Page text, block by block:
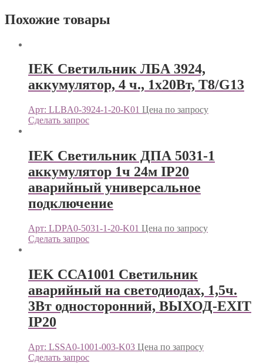
Похожие товары
IEK Светильник ЛБА 3924,
аккумулятор, 4 ч., 1х20Вт, T8/G13
Арт: LLBA0-3924-1-20-K01 Цена по запросу
Сделать запрос
IEK Светильник ДПА 5031-1
аккумулятор 1ч 24м IP20
аварийный универсальное
подключение
Арт: LDPA0-5031-1-20-K01 Цена по запросу
Сделать запрос
IEK ССА1001 Светильник
аварийный на светодиодах, 1,5ч.
3Вт односторонний, ВЫХОД-EXIT
IP20
Арт: LSSA0-1001-003-K03 Цена по запросу
Сделать запрос